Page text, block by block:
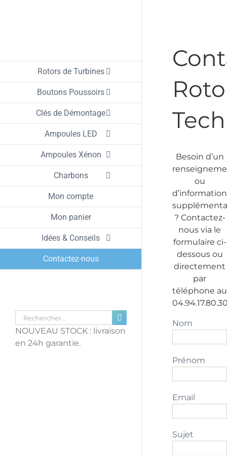
Rotors de Turbines
Boutons Poussoirs
Clés de Démontage
Ampoules LED
Ampoules Xénon
Charbons
Mon compte
Mon panier
Idées & Conseils
Contactez-nous
NOUVEAU STOCK : livraison
en 24h garantie.
Rechercher:
Besoin d’un
ou
? Contactez-
nous via le
formulaire ci-
dessous ou
directement
par
téléphone au
Nom
Prénom
Email
Sujet